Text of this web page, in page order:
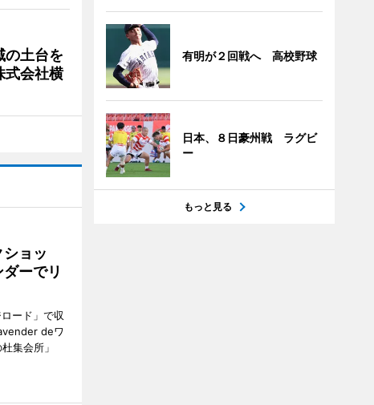
の土台を
会社横
ョッ
ーでリ
ード」で収
deワ
集会所」
有明が２回戦へ 高校野球
日本、８日豪州戦 ラグビ
ー
もっと見る